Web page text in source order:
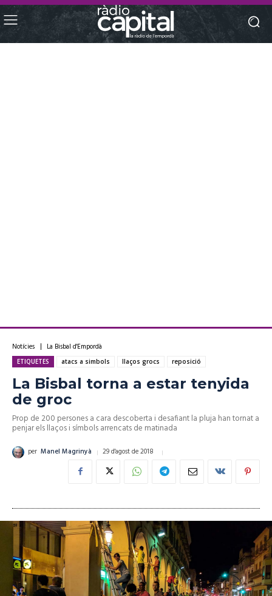
Notícies La Bisbal d'Empordà
ETIQUETES atacs a simbols llaços grocs reposició
La Bisbal torna a estar tenyida
de groc
Prop de 200 persones a cara descoberta i desafiant la pluja han tornat a
penjar els llaços i símbols arrencats de matinada
per Manel Magrinyà 29 d'agost de 2018